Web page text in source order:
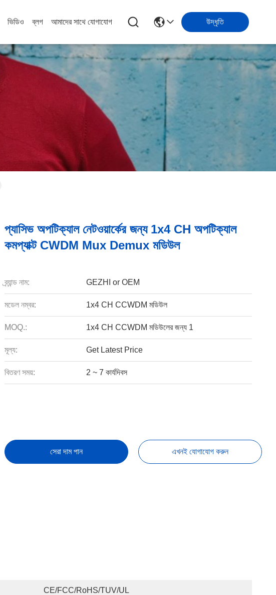
ভিডিও ব্লগ আমাদের সাথে যোগাযোগ উদ্ধৃতি
প্যাসিভ অপটিক্যাল নেটওয়ার্কের জন্য 1x4 CH অপটিক্যাল
কমপ্যাক্ট CWDM Mux Demux মডিউল
ব্র্যান্ড নাম: GEZHI or OEM
মডেল নম্বর: 1x4 CH CCWDM মডিউল
MOQ.: 1x4 CH CCWDM মডিউলের জন্য 1
মূল্য: Get Latest Price
বিতরণ সময়: 2 ~ 7 কার্যদিবস
সেরা দাম পান এখনই যোগাযোগ করুন
CE/FCC/RoHS/TUV/UL